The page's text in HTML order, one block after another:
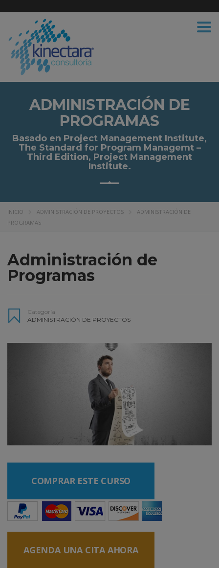
ADMINISTRACIÓN DE
PROGRAMAS
Basado en Project Management Institute,
The Standard for Program Managemt –
Third Edition, Project Management
Institute.
INICIO ADMINISTRACIÓN DE PROYECTOS
ADMINISTRACIÓN DE
PROGRAMAS
Administración de
Programas
Categoría
ADMINISTRACIÓN DE PROYECTOS
COMPRAR ESTE CURSO
AGENDA UNA CITA AHORA